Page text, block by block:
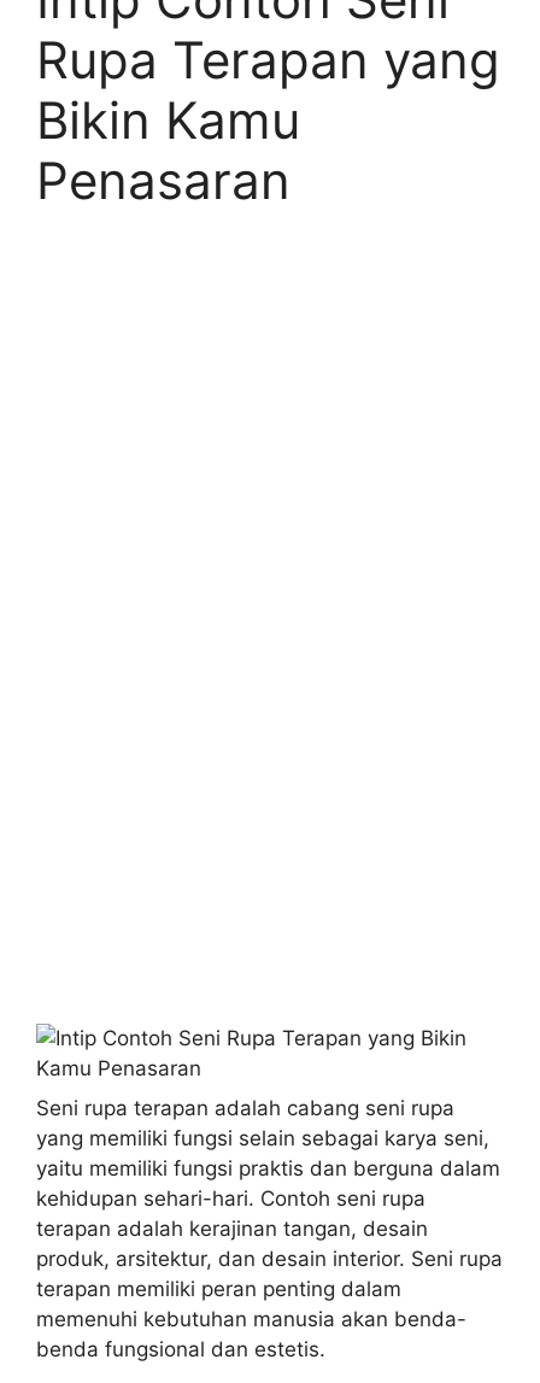
Rupa Terapan yang
Bikin Kamu
Penasaran
Seni rupa terapan adalah cabang seni rupa
yang memiliki fungsi selain sebagai karya seni,
yaitu memiliki fungsi praktis dan berguna dalam
kehidupan sehari-hari. Contoh seni rupa
terapan adalah kerajinan tangan, desain
produk, arsitektur, dan desain interior. Seni rupa
terapan memiliki peran penting dalam
memenuhi kebutuhan manusia akan benda-
benda fungsional dan estetis.